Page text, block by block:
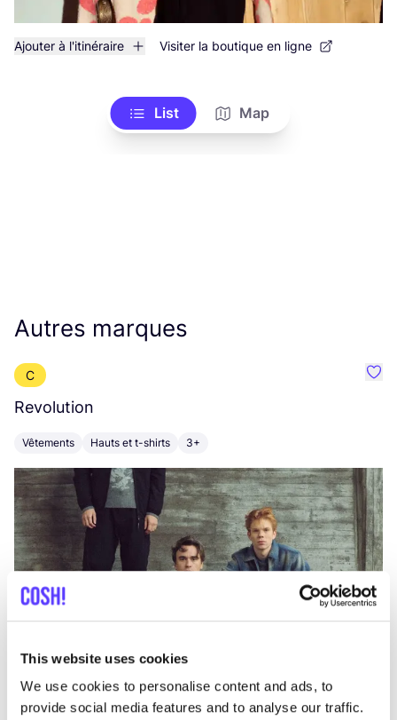
This website uses cookies
We use cookies to personalise content and ads, to
provide social media features and to analyse our traffic.
Ajouter à l'itinéraire Visiter la boutique en ligne
List Map
Autres marques
C
Revolution
Vêtements Hauts et t-shirts 3+